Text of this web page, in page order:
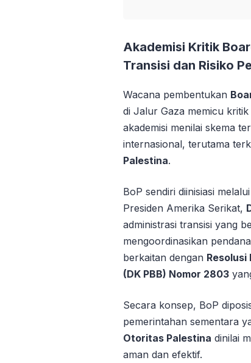
Akademisi Kritik
Transisi dan Risiko
Wacana pembentukan
di Jalur Gaza memicu
akademisi menilai skema
internasional, terutama
Palestina.
BoP sendiri diinisiasi
Presiden Amerika Serikat,
administrasi transisi yang
mengoordinasikan
berkaitan dengan
(DK PBB) Nomor 2803
Secara konsep, BoP
pemerintahan sementara
Otoritas Palestina dinilai
aman dan efektif.